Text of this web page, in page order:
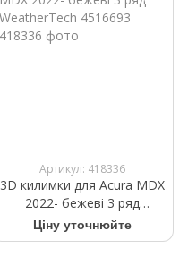
Артикул: 418336
3D килимки для Acura MDX
2022- бежеві 3 ряд
WeatherTech 4516693
Ціну уточнюйте